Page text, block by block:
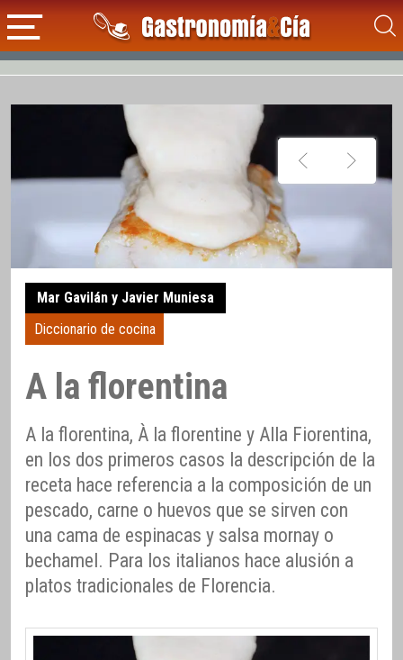
Mar Gavilán y Javier Muniesa
Diccionario de cocina
A la florentina
A la florentina, À la florentine y Alla Fiorentina,
en los dos primeros casos la descripción de la
receta hace referencia a la composición de un
pescado, carne o huevos que se sirven con
una cama de espinacas y salsa mornay o
bechamel. Para los italianos hace alusión a
platos tradicionales de Florencia.